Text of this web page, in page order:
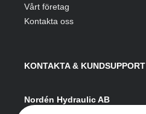
Vårt företag
Kontakta oss
KONTAKTA & KUNDSUPPORT
Nordén Hydraulic AB